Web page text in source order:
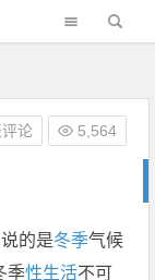
评论 5,564
的是冬季气候
季性生活不可